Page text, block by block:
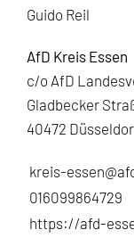
Guido Reil
AfD Kreis Essen
c/o AfD
Gladbecker
40472
kreis-
016099864729
https://afd-